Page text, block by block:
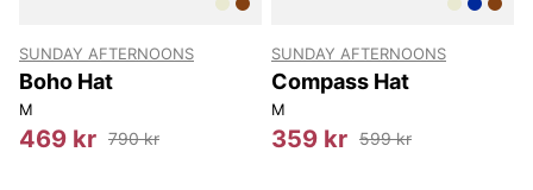
SUNDAY AFTERNOONS
Boho Hat
M
469 kr 790 kr
SUNDAY AFTERNOONS
Compass Hat
M
359 kr 599 kr